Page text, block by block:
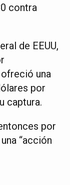
contra
de EEUU,
una
por
captura.
por
“acción